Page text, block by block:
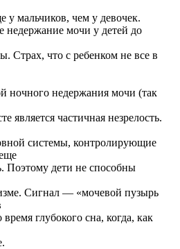
у мальчиков, чем у девочек.
недержание мочи у детей до
Страх, что с ребенком не все в
ночного недержания мочи (так
является частичная незрелость.
системы, контролирующие
Поэтому дети не способны
Сигнал — «мочевой пузырь
глубокого сна, когда, как